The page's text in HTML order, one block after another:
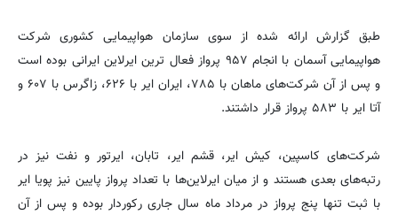
طبق گزارش ارائه شده از سوی سازمان هواپیمایی کشوری شرکت
هواپیمایی آسمان با انجام ۹۵۷ پرواز فعال ترین ایرلاین ایرانی بوده است
و پس از آن شرکت‌های ماهان با ۷۸۵، ایران ایر با ۶۲۶، زاگرس با ۶۰۷ و
آتا ایر با ۵۸۳ پرواز قرار داشتند.
شرکت‌های کاسپین، کیش ایر، قشم ایر، تابان، ایرتور و نفت نیز در
رتبه‌های بعدی هستند و از میان ایرلاین‌ها با تعداد پرواز پایین نیز پویا ایر
با ثبت تنها پنج پرواز در مرداد ماه سال جاری رکوردار بوده و پس از آن